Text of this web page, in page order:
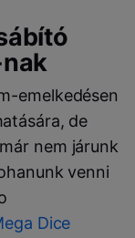
emelkedésen
de
nem járunk
venni
Dice